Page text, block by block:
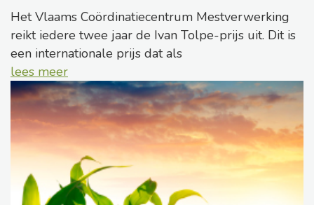
Het Vlaams Coördinatiecentrum Mestverwerking
reikt iedere twee jaar de Ivan Tolpe-prijs uit. Dit is
een internationale prijs dat als
lees meer